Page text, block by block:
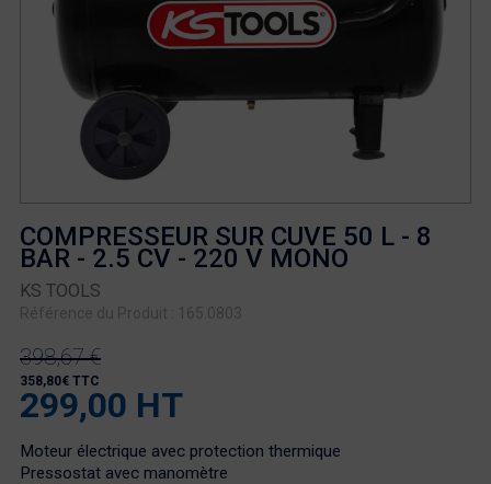
COMPRESSEUR SUR CUVE 50 L - 8
BAR - 2.5 CV - 220 V MONO
KS TOOLS
Référence du Produit : 165.0803
398,67 €
299,00 HT
358,80€ TTC
Moteur électrique avec protection thermique
Pressostat avec manomètre